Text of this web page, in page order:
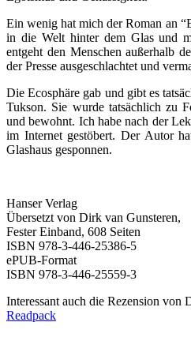
Ein wenig hat mich der Roman an
in die Welt hinter dem Glas und
entgeht den Menschen außerhalb
der Presse ausgeschlachtet und
Die Ecosphäre gab und gibt es
Tukson. Sie wurde tatsächlich zu
und bewohnt. Ich habe nach der
im Internet gestöbert. Der Autor
Glashaus gesponnen.
Hanser Verlag
Übersetzt von Dirk van Gunsteren,
Fester Einband, 608 Seiten
ISBN 978-3-446-25386-5
ePUB-Format
ISBN 978-3-446-25559-3
Interessant auch die Rezension von
Readpack